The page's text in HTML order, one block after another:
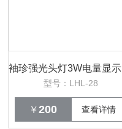
型号：LHL-28
￥200 查看详情